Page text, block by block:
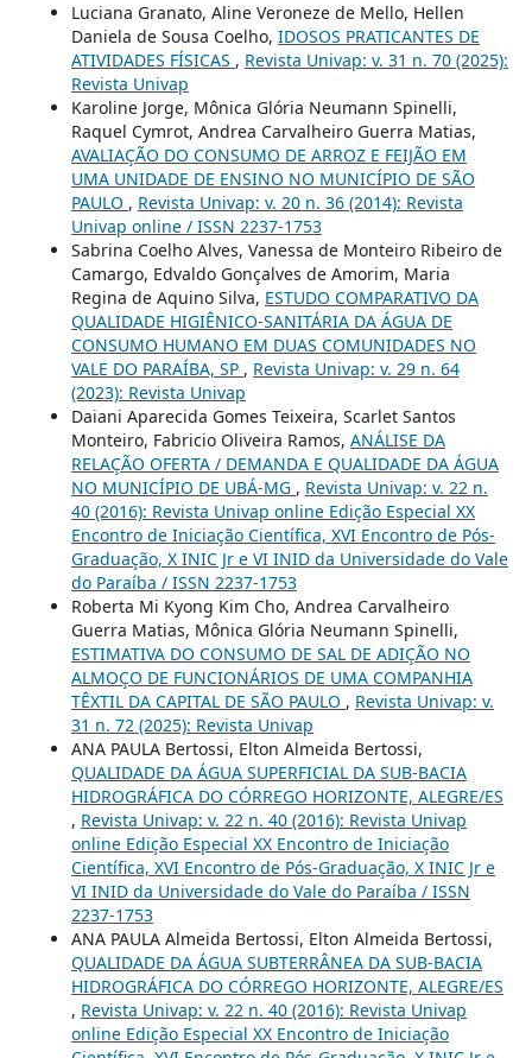
Luciana Granato, Aline Veroneze de Mello, Hellen
Daniela de Sousa Coelho, IDOSOS PRATICANTES DE
ATIVIDADES FÍSICAS , Revista Univap: v. 31 n. 70 (2025):
Revista Univap
Karoline Jorge, Mônica Glória Neumann Spinelli,
Raquel Cymrot, Andrea Carvalheiro Guerra Matias,
AVALIAÇÃO DO CONSUMO DE ARROZ E FEIJÃO EM
UMA UNIDADE DE ENSINO NO MUNICÍPIO DE SÃO
PAULO , Revista Univap: v. 20 n. 36 (2014): Revista
Univap online / ISSN 2237-1753
Sabrina Coelho Alves, Vanessa de Monteiro Ribeiro de
Camargo, Edvaldo Gonçalves de Amorim, Maria
Regina de Aquino Silva, ESTUDO COMPARATIVO DA
QUALIDADE HIGIÊNICO-SANITÁRIA DA ÁGUA DE
CONSUMO HUMANO EM DUAS COMUNIDADES NO
VALE DO PARAÍBA, SP , Revista Univap: v. 29 n. 64
(2023): Revista Univap
Daiani Aparecida Gomes Teixeira, Scarlet Santos
Monteiro, Fabricio Oliveira Ramos, ANÁLISE DA
RELAÇÃO OFERTA / DEMANDA E QUALIDADE DA ÁGUA
NO MUNICÍPIO DE UBÁ-MG , Revista Univap: v. 22 n.
40 (2016): Revista Univap online Edição Especial XX
Encontro de Iniciação Científica, XVI Encontro de Pós-
Graduação, X INIC Jr e VI INID da Universidade do Vale
do Paraíba / ISSN 2237-1753
Roberta Mi Kyong Kim Cho, Andrea Carvalheiro
Guerra Matias, Mônica Glória Neumann Spinelli,
ESTIMATIVA DO CONSUMO DE SAL DE ADIÇÃO NO
ALMOÇO DE FUNCIONÁRIOS DE UMA COMPANHIA
TÊXTIL DA CAPITAL DE SÃO PAULO , Revista Univap: v.
31 n. 72 (2025): Revista Univap
ANA PAULA Bertossi, Elton Almeida Bertossi,
QUALIDADE DA ÁGUA SUPERFICIAL DA SUB-BACIA
HIDROGRÁFICA DO CÓRREGO HORIZONTE, ALEGRE/ES
, Revista Univap: v. 22 n. 40 (2016): Revista Univap
online Edição Especial XX Encontro de Iniciação
Científica, XVI Encontro de Pós-Graduação, X INIC Jr e
VI INID da Universidade do Vale do Paraíba / ISSN
2237-1753
ANA PAULA Almeida Bertossi, Elton Almeida Bertossi,
QUALIDADE DA ÁGUA SUBTERRÂNEA DA SUB-BACIA
HIDROGRÁFICA DO CÓRREGO HORIZONTE, ALEGRE/ES
, Revista Univap: v. 22 n. 40 (2016): Revista Univap
online Edição Especial XX Encontro de Iniciação